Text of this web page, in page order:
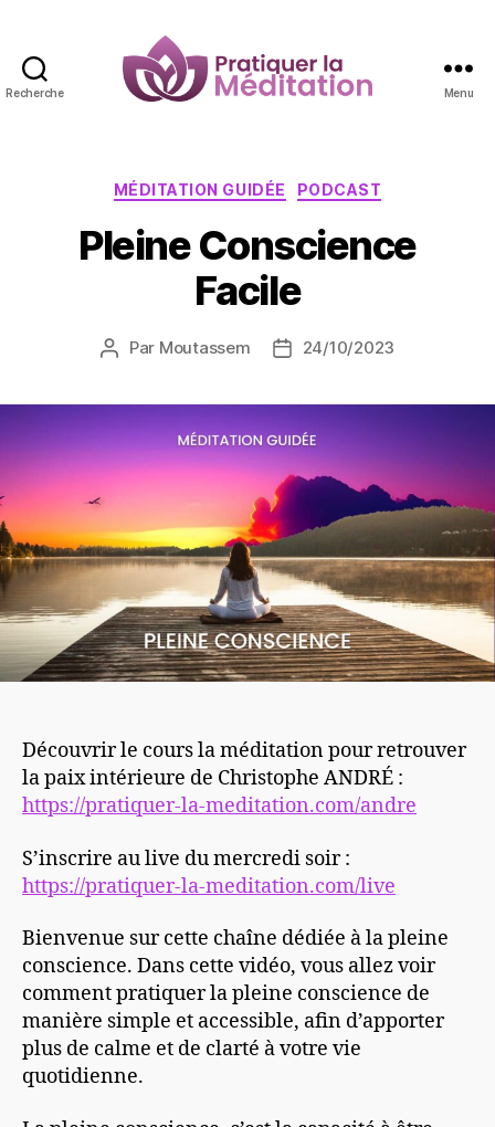
Recherche Menu
Catégories
MÉDITATION GUIDÉE PODCAST
Pleine Conscience
Facile
Auteur
Par Moutassem
Date24/10/2023
Découvrir le cours la méditation pour retrouver
la paix intérieure de Christophe ANDRÉ :
https://pratiquer-la-meditation.com/andre
S’inscrire au live du mercredi soir :
https://pratiquer-la-meditation.com/live
Bienvenue sur cette chaîne dédiée à la pleine
conscience. Dans cette vidéo, vous allez voir
comment pratiquer la pleine conscience de
manière simple et accessible, afin d’apporter
plus de calme et de clarté à votre vie
quotidienne.